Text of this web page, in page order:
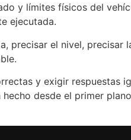
y límites físicos del
ejecutada.
precisar el nivel, precisar
y exigir respuestas
desde el primer